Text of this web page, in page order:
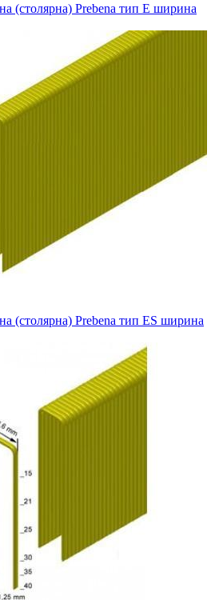
(столярна) Prebena тип E ширина
(столярна) Prebena тип ES ширина